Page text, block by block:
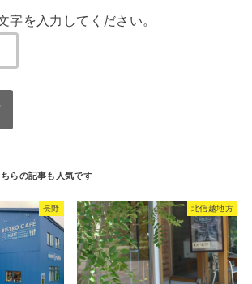
字を入力してください。
長野 北信越地方